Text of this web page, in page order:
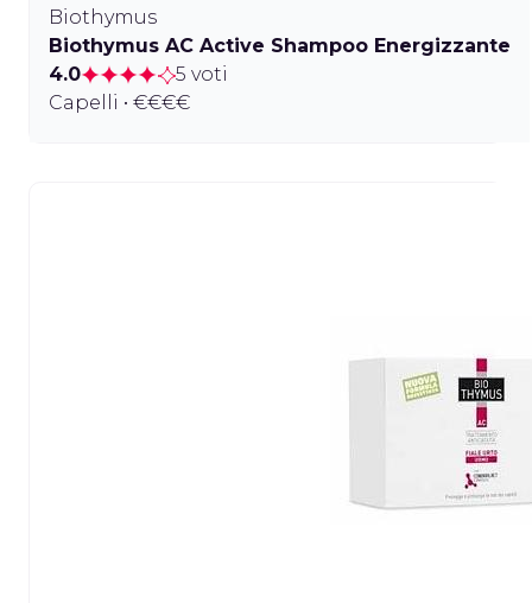
Biothymus
Biothymus AC Active Shampoo Energizzante
4.0
5 voti
Capelli • €€€€